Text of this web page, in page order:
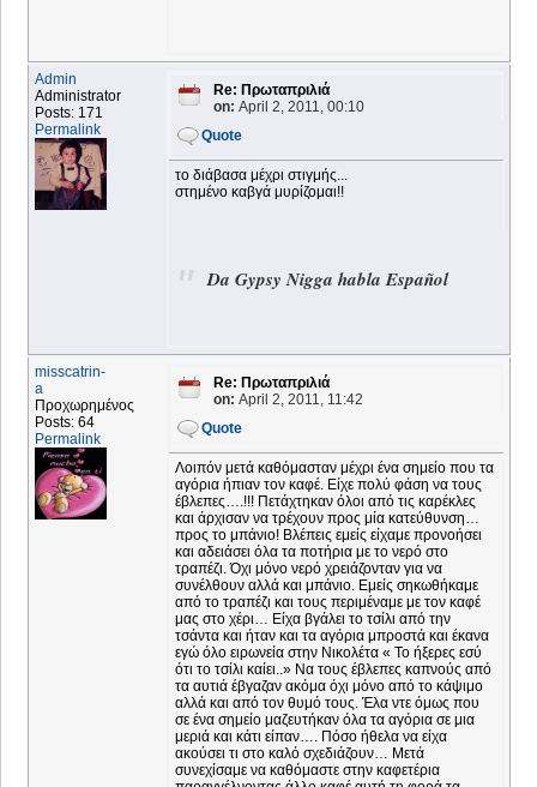
Admin
Administrator
Posts: 171
Permalink
Re: Πρωταπριλιά
on: April 2, 2011, 00:10
Quote
το διάβασα μέχρι στιγμής...
στημένο καβγά μυρίζομαι!!
Da Gypsy Nigga habla Español
misscatrin-
a
Προχωρημένος
Posts: 64
Permalink
Re: Πρωταπριλιά
on: April 2, 2011, 11:42
Quote
Λοιπόν μετά καθόμασταν μέχρι ένα σημείο που τα
αγόρια ήπιαν τον καφέ. Είχε πολύ φάση να τους
έβλεπες….!!! Πετάχτηκαν όλοι από τις καρέκλες
και άρχισαν να τρέχουν προς μία κατεύθυνση…
προς το μπάνιο! Βλέπεις εμείς είχαμε προνοήσει
και αδειάσει όλα τα ποτήρια με το νερό στο
τραπέζι. Όχι μόνο νερό χρειάζονταν για να
συνέλθουν αλλά και μπάνιο. Εμείς σηκωθήκαμε
από το τραπέζι και τους περιμέναμε με τον καφέ
μας στο χέρι… Είχα βγάλει το τσίλι από την
τσάντα και ήταν και τα αγόρια μπροστά και έκανα
εγώ όλο ειρωνεία στην Νικολέτα « Το ήξερες εσύ
ότι το τσίλι καίει..» Να τους έβλεπες καπνούς από
τα αυτιά έβγαζαν ακόμα όχι μόνο από το κάψιμο
αλλά και από τον θυμό τους. Έλα ντε όμως που
σε ένα σημείο μαζευτήκαν όλα τα αγόρια σε μια
μεριά και κάτι είπαν…. Πόσο ήθελα να είχα
ακούσει τι στο καλό σχεδιάζουν… Μετά
συνεχίσαμε να καθόμαστε στην καφετέρια